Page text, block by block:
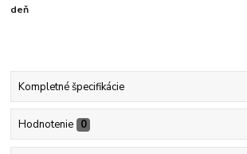
deň
Kompletné špecifikácie
Hodnotenie 0